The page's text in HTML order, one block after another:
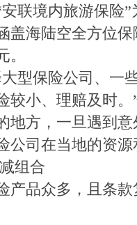
联境内旅游保险
盖海陆空全方位
保险公司、一
较小、理赔及时
地方，一旦遇到
公司在当地的资
组合
品众多，且条款